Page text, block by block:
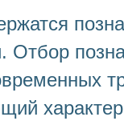
Отбор